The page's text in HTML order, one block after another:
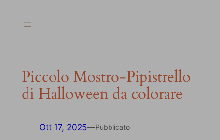
Piccolo Mostro-Pipistrello
di Halloween da colorare
Ott 17, 2025—Pubblicato